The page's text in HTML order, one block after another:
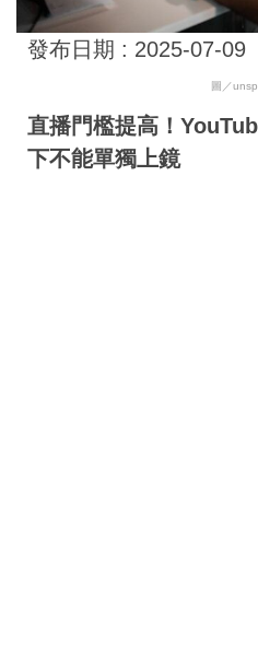
發布日期 : 2025-07-09
圖／
直播門檻提高！
下不能單獨上鏡